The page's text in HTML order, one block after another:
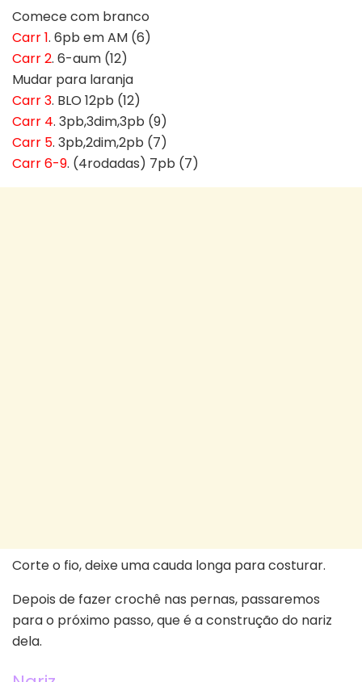
Comece com branco
Carr 1. 6pb em AM (6)
Carr 2. 6-aum (12)
Mudar para laranja
Carr 3. BLO 12pb (12)
Carr 4. 3pb,3dim,3pb (9)
Carr 5. 3pb,2dim,2pb (7)
Carr 6-9. (4rodadas) 7pb (7)
Corte o fio, deixe uma cauda longa para costurar.
Depois de fazer crochê nas pernas, passaremos
para o próximo passo, que é a construção do nariz
dela.